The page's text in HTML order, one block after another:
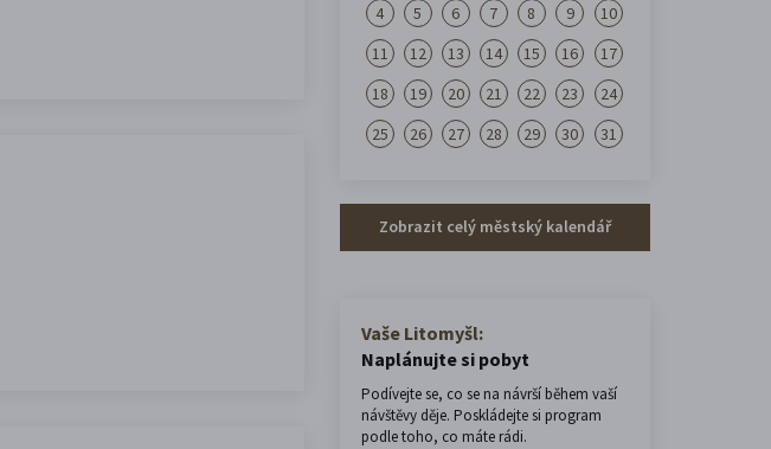
4
5 6 7 8 9
10
11
12 13 14 15 16
17
18
19 20 21 22 23
24
25
26 27 28 29 30 31
Zobrazit celý městský kalendář
Vaše Litomyšl:
Naplánujte si pobyt
Podívejte se, co se na návrší během vaší
návštěvy děje. Poskládejte si program
podle toho, co máte rádi.